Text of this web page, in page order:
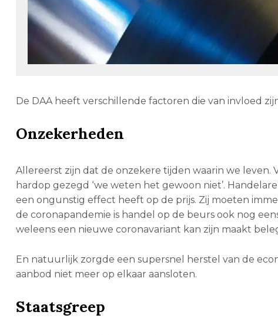
De DAA heeft verschillende factoren die van invloed
Onzekerheden
Allereerst zijn dat de onzekere tijden waarin we leven.
hardop gezegd ‘we weten het gewoon niet’.
een ongunstig effect heeft op de prijs. Zij moeten
de coronapandemie is handel op de beurs ook nog
weleens een nieuwe coronavariant kan zijn maakt
En natuurlijk zorgde een supersnel herstel van de
aanbod niet meer op elkaar aansloten.
Staatsgreep